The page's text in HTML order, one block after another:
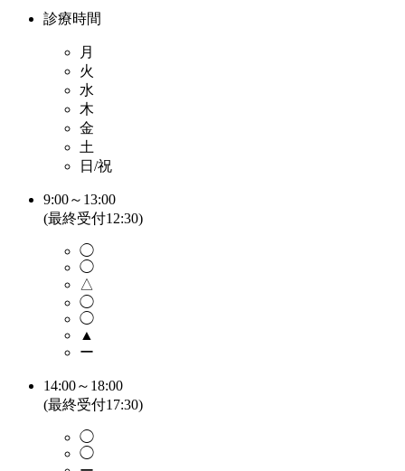
診療時間
月
火
水
木
金
土
日/祝
9:00～13:00
(最終受付12:30)
◯
◯
△
◯
◯
▲
ー
14:00～18:00
(最終受付17:30)
◯
◯